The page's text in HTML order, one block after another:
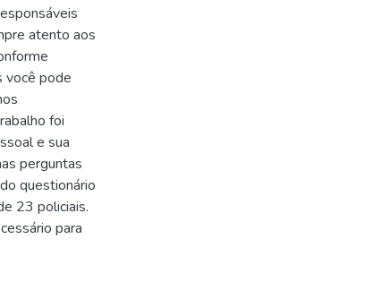
atento aos
você pode
foi
e sua
perguntas
questionário
23 policiais.
para